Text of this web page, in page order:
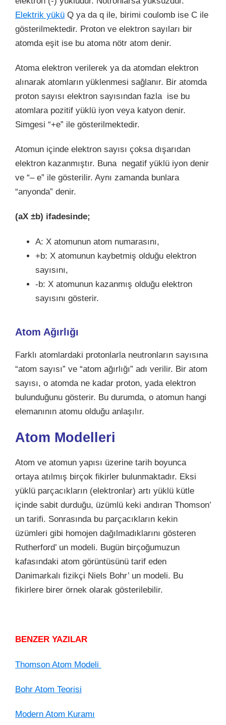
Elektrik yükü Q ya da q ile, birimi coulomb ise C ile
gösterilmektedir. Proton ve elektron sayıları bir
atomda eşit ise bu atoma nötr atom denir.
Atoma elektron verilerek ya da atomdan elektron
alınarak atomların yüklenmesi sağlanır. Bir atomda
proton sayısı elektron sayısından fazla ise bu
atomlara pozitif yüklü iyon veya katyon denir.
Simgesi “+e” ile gösterilmektedir.
Atomun içinde elektron sayısı çoksa dışarıdan
elektron kazanmıştır. Buna negatif yüklü iyon denir
ve “– e” ile gösterilir. Aynı zamanda bunlara
“anyonda” denir.
(aX ±b) ifadesinde;
A: X atomunun atom numarasını,
+b: X atomunun kaybetmiş olduğu elektron
sayısını,
-b: X atomunun kazanmış olduğu elektron
sayısını gösterir.
Atom Ağırlığı
Farklı atomlardaki protonlarla neutronların sayısına
“atom sayısı” ve “atom ağırlığı” adı verilir. Bir atom
sayısı, o atomda ne kadar proton, yada elektron
bulunduğunu gösterir. Bu durumda, o atomun hangi
elemanının atomu olduğu anlaşılır.
Atom Modelleri
Atom ve atomun yapısı üzerine tarih boyunca
ortaya atılmış birçok fikirler bulunmaktadır. Eksi
yüklü parçacıkların (elektronlar) artı yüklü kütle
içinde sabit durduğu, üzümlü keki andıran Thomson’
un tarifi. Sonrasında bu parçacıkların kekin
üzümleri gibi homojen dağılmadıklarını gösteren
Rutherford’ un modeli. Bugün birçoğumuzun
kafasındaki atom görüntüsünü tarif eden
Danimarkalı fizikçi Niels Bohr’ un modeli. Bu
fikirlere birer örnek olarak gösterilebilir.
BENZER YAZILAR
Thomson Atom Modeli
Bohr Atom Teorisi
Modern Atom Kuramı